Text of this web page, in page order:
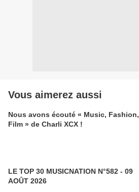
Vous aimerez aussi
Nous avons écouté « Music, Fashion,
Film » de Charli XCX !
LE TOP 30 MUSICNATION N°582 - 09
AOÛT 2026